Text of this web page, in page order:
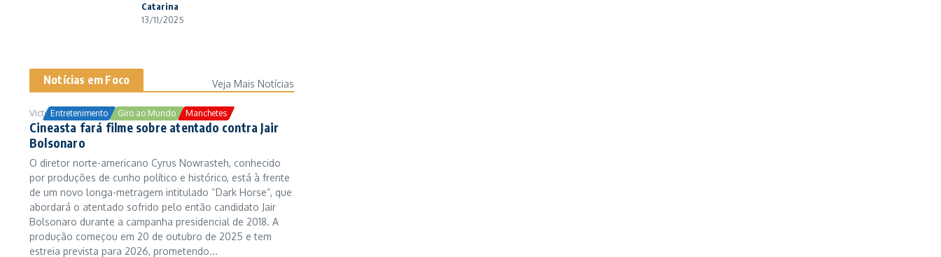
Catarina
13/11/2025
Notícias em Foco Veja Mais Notícias
Entretenimento Giro ao Mundo Manchetes
Victor Samuel 24/10/2025
Cineasta fará filme sobre atentado contra Jair
Bolsonaro
O diretor norte-americano Cyrus Nowrasteh, conhecido
por produções de cunho político e histórico, está à frente
de um novo longa-metragem intitulado “Dark Horse”, que
abordará o atentado sofrido pelo então candidato Jair
Bolsonaro durante a campanha presidencial de 2018. A
produção começou em 20 de outubro de 2025 e tem
estreia prevista para 2026, prometendo...